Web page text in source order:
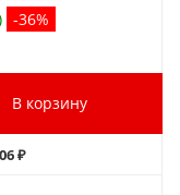
-36%
В корзину
₽